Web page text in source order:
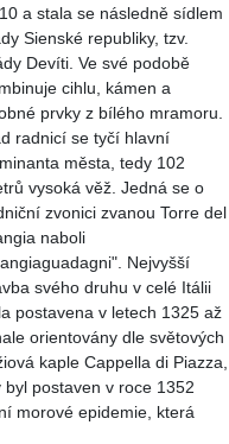
a stala se následně sídlem
Sienské republiky, tzv.
Devíti. Ve své podobě
cihlu, kámen a
prvky z bílého mramoru.
radnicí se tyčí hlavní
města, tedy 102
vysoká věž. Jedná se o
zvonici zvanou Torre del
naboli
Nejvyšší
svého druhu v celé Itálii
postavena v letech 1325 až
orientovány dle světových
kaple Cappella di Piazza,
postaven v roce 1352
morové epidemie, která